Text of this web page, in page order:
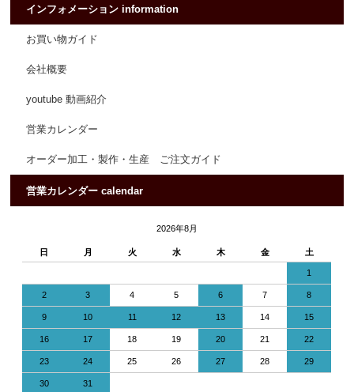
インフォメーション information
お買い物ガイド
会社概要
youtube 動画紹介
営業カレンダー
オーダー加工・製作・生産 ご注文ガイド
営業カレンダー calendar
2026年8月
日 月 火 水 木 金 土
1
2 3 4 5 6 7 8
9 10 11 12 13 14 15
16 17 18 19 20 21 22
23 24 25 26 27 28 29
30 31